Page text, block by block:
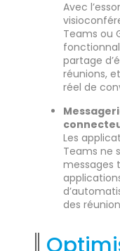
Avec
Teams ou
partage
réunions,
réel de
Les
Teams ne
messages
des